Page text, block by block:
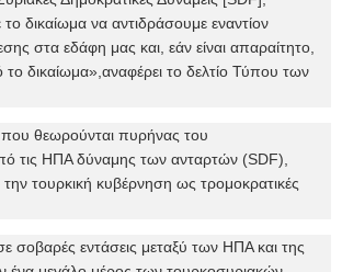
το δικαίωμα να αντιδράσουμε εναντίον
στα εδάφη μας και, εάν είναι απαραίτητο,
δικαίωμα»,αναφέρει το δελτίο Τύπου των
θεωρούνται πυρήνας του
τις ΗΠΑ δύναμης των ανταρτών (SDF),
τουρκική κυβέρνηση ως τρομοκρατικές
σοβαρές εντάσεις μεταξύ των ΗΠΑ και της